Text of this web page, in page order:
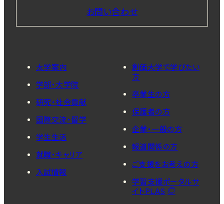
お問い合わせ
大学案内
学部・大学院
研究・社会貢献
国際交流・留学
学生生活
就職・キャリア
入試情報
創価大学で学びたい
方
卒業生の方
保護者の方
企業・一般の方
報道関係の方
ご支援をお考えの方
学習支援ポータルサ
イトPLAS